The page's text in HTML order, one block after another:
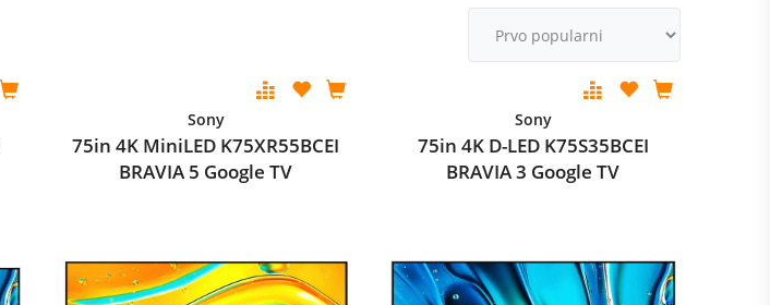
Sony
75in 4K MiniLED K75XR55BCEI
BRAVIA 5 Google TV
Sony
75in 4K D-LED K75S35BCEI
BRAVIA 3 Google TV